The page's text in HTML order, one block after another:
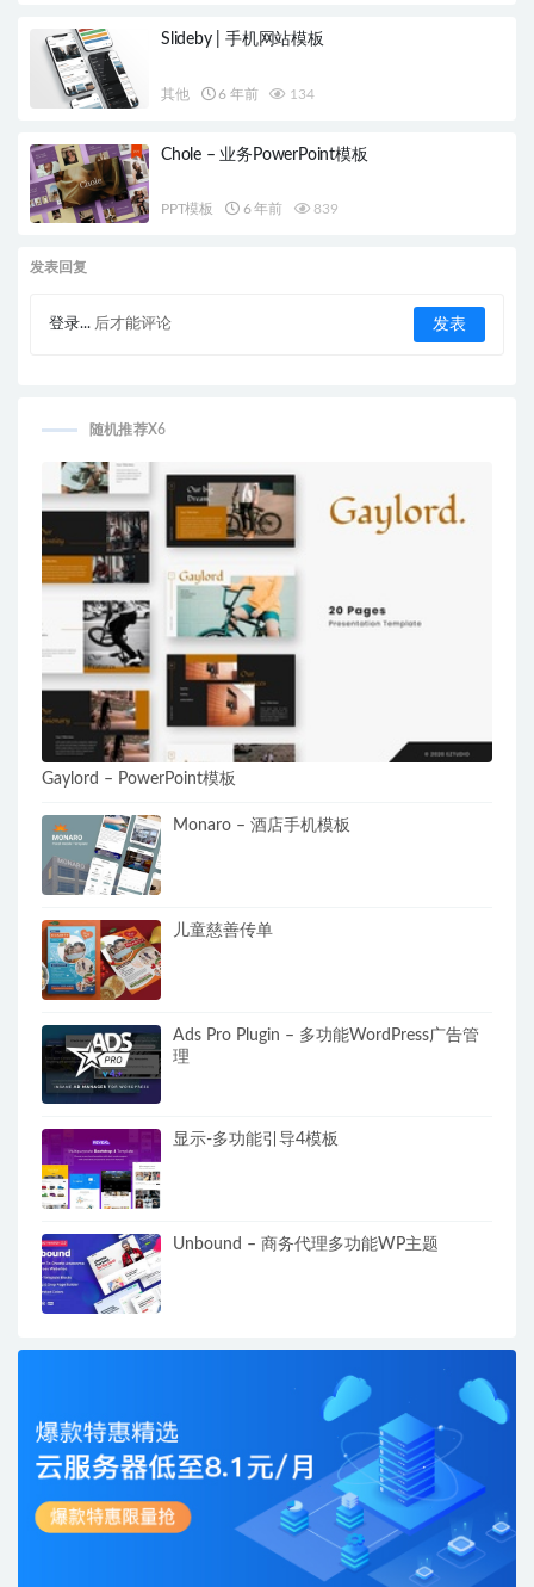
Slideby | 手机网站模板
其他 6 年前 134
Chole – 业务PowerPoint模板
PPT模板 6 年前 839
发表回复
登录... 后才能评论
随机推荐X6
Gaylord – PowerPoint模板
Monaro – 酒店手机模板
儿童慈善传单
Ads Pro Plugin – 多功能WordPress广告管
理
显示-多功能引导4模板
Unbound – 商务代理多功能WP主题